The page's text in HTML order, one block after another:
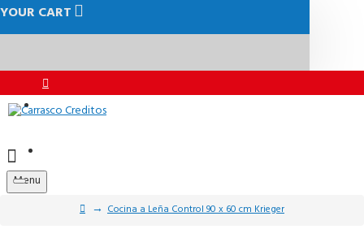
YOUR CART
RADIO ONLINE
Menu
Cocina a Leña Control 90 x 60 cm Krieger